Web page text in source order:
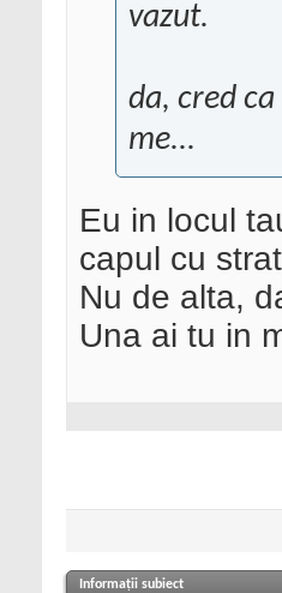
vazut.
da, cred
me...
Eu in locul
capul cu
Nu de alta,
Una ai tu in
Informații subiect